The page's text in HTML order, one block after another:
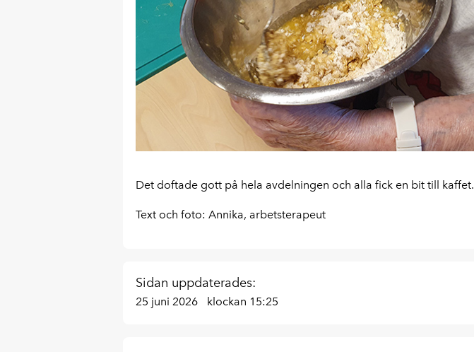
Det doftade gott på hela avdelningen och alla fick en bit till kaffet.
Text och foto: Annika, arbetsterapeut
Sidan uppdaterades:
25 juni 2026 klockan 15:25